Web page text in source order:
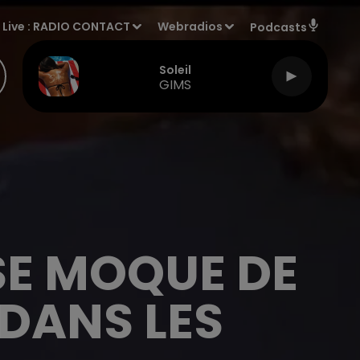
Live : RADIO CONTACT Webradios Podcasts
Soleil
GIMS
MOQUE DE
LES